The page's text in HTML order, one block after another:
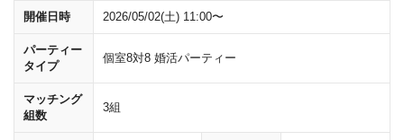
20ｍほど直進し、「八重洲方面・大丸」の標識に従い、左に曲がってく
ださい。
開催日時 2026/05/02(土) 11:00〜
パーティー
タイプ
個室8対8 婚活パーティー
マッチング
組数
3組